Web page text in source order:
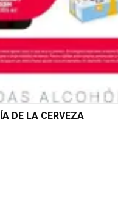
DE LA CERVEZA